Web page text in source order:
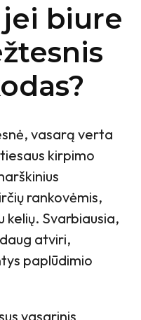
biure
vasarą verta
kirpimo
rankovėmis,
kelių. Svarbiausia,
atviri,
paplūdimio
vasarinis